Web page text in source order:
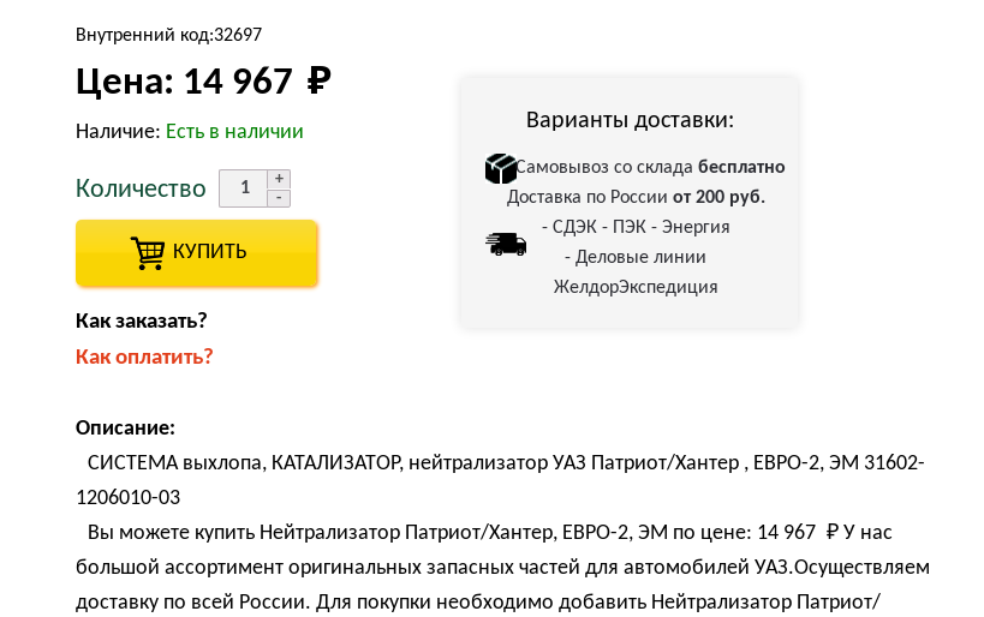
Внутренний код:32697
Цена: 14 967 ₽
Наличие: Есть в наличии Варианты доставки:
Самовывоз со складабесплатно
Доставка по России от 200 руб.
- СДЭК - ПЭК - Энергия
- Деловые линии
ЖелдорЭкспедиция
Количество
КУПИТЬ
Как заказать?
Как оплатить?
Описание:
СИСТЕМА выхлопа, КАТАЛИЗАТОР, нейтрализатор УАЗ Патриот/Хантер , ЕВРО-2, ЭМ 31602-
1206010-03
Вы можете купить Нейтрализатор Патриот/Хантер, ЕВРО-2, ЭМ по цене: 14 967 ₽ У нас
большой ассортимент оригинальных запасных частей для автомобилей УАЗ.Осуществляем
доставку по всей России. Для покупки необходимо добавить Нейтрализатор Патриот/